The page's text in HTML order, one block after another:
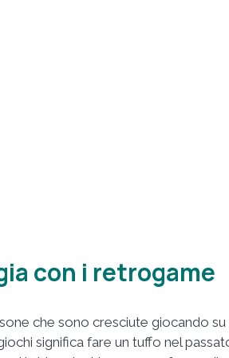
con i retrogame
che sono cresciute giocando su
significa fare un tuffo nel